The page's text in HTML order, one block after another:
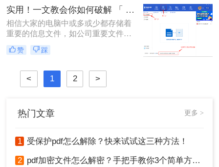
的开关文件，感觉非常的不方便，于
是我就用软件将PDF文件进行了解
密，整理的速度一下子就提升了不
少。那么大家知道如何解pdf的密码
吗？不知道的话就跟着我一起来看看
这个方法吧。
实用！一文教会你如何破解 「 PDF 」文件密码!
相信大家的电脑中或多或少都存储着
重要的信息文件，如公司重要文件、
经常用的办公资料、一些照片或者视
频。这些对于大家来说极为珍贵的资
密，加密后就不怕别人访问和信息外
泄了。
赞 踩
< 1 2 >
热门文章 更多 >
1 受保护pdf怎么解除？快来试试这三种方法！
2 pdf加密文件怎么解密？手把手教你3个简单方法！